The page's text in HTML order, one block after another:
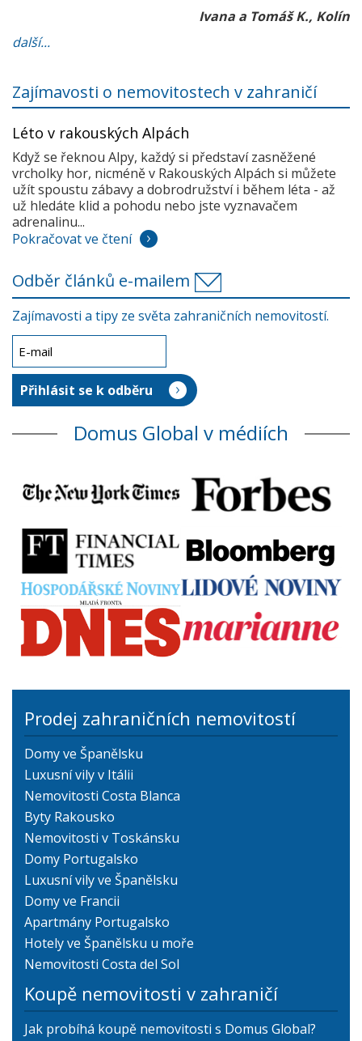
Ivana a Tomáš K., Kolín
další...
Zajímavosti o nemovitostech v zahraničí
Léto v rakouských Alpách
Když se řeknou Alpy, každý si představí zasněžené
vrcholky hor, nicméně v Rakouských Alpách si můžete
užít spoustu zábavy a dobrodružství i během léta - až
už hledáte klid a pohodu nebo jste vyznavačem
adrenalinu...
Pokračovat ve čtení
Odběr článků e-mailem
Zajímavosti a tipy ze světa zahraničních nemovitostí.
Domus Global v médiích
Prodej zahraničních nemovitostí
Domy ve Španělsku
Luxusní vily v Itálii
Nemovitosti Costa Blanca
Byty Rakousko
Nemovitosti v Toskánsku
Domy Portugalsko
Luxusní vily ve Španělsku
Domy ve Francii
Apartmány Portugalsko
Hotely ve Španělsku u moře
Nemovitosti Costa del Sol
Koupě nemovitosti v zahraničí
Jak probíhá koupě nemovitosti s Domus Global?